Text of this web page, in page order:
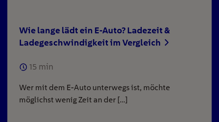
Wie lange lädt ein E-Auto? Ladezeit &
Ladegeschwindigkeit im Vergleich
15 min
Wer mit dem E-Auto unterwegs ist, möchte
möglichst wenig Zeit an der […]